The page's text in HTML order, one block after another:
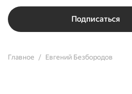
Подписаться
Главное Евгений Безбородов